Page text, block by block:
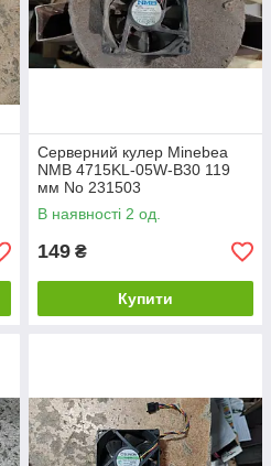
Серверний кулер Minebea
NMB 4715KL-05W-B30 119
мм No 231503
В наявності 2 од.
149 ₴
Купити